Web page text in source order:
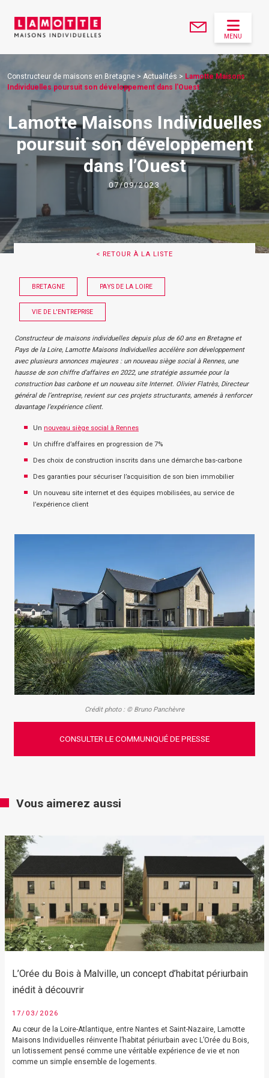
MENU
Constructeur de maisons en Bretagne > Actualités > Lamotte Maisons
Individuelles poursuit son développement dans l'Ouest
Lamotte Maisons Individuelles
poursuit son développement
dans l’Ouest
07/09/2023
< RETOUR À LA LISTE
BRETAGNE PAYS DE LA LOIRE
VIE DE L'ENTREPRISE
Constructeur de maisons individuelles depuis plus de 60 ans en Bretagne et
Pays de la Loire, Lamotte Maisons Individuelles accélère son développement
avec plusieurs annonces majeures : un nouveau siège social à Rennes, une
hausse de son chiffre d’affaires en 2022, une stratégie assumée pour la
construction bas carbone et un nouveau site Internet. Olivier Flatrès, Directeur
général de l’entreprise, revient sur ces projets structurants, amenés à renforcer
davantage l’expérience client.
Un nouveau siège social à Rennes
Un chiffre d’affaires en progression de 7%
Des choix de construction inscrits dans une démarche bas-carbone
Des garanties pour sécuriser l’acquisition de son bien immobilier
Un nouveau site internet et des équipes mobilisées, au service de
l’expérience client
Crédit photo : © Bruno Panchèvre
CONSULTER LE COMMUNIQUÉ DE PRESSE
Vous aimerez aussi
L’Orée du Bois à Malville, un concept d’habitat périurbain
inédit à découvrir
17/03/2026
Au cœur de la Loire-Atlantique, entre Nantes et Saint-Nazaire, Lamotte
Maisons Individuelles réinvente l’habitat périurbain avec L’Orée du Bois,
un lotissement pensé comme une véritable expérience de vie et non
comme un simple ensemble de logements.